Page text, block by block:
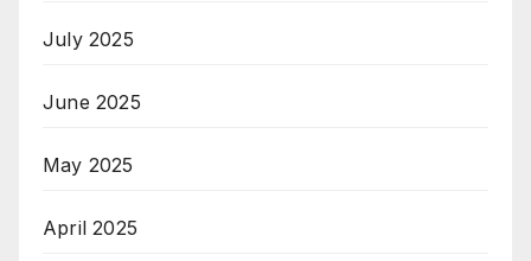
July 2025
June 2025
May 2025
April 2025